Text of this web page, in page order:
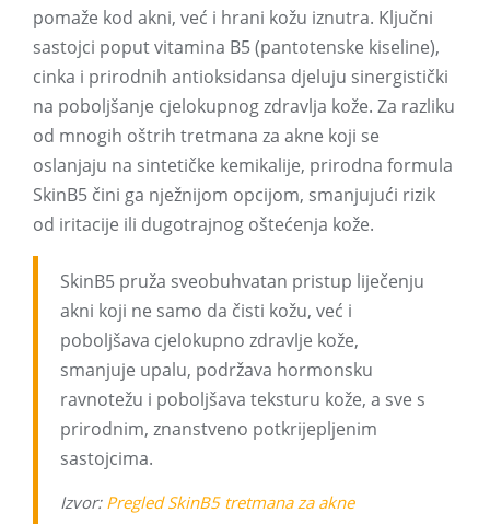
pomaže kod akni, već i hrani kožu iznutra. Ključni
sastojci poput vitamina B5 (pantotenske kiseline),
cinka i prirodnih antioksidansa djeluju sinergistički
na poboljšanje cjelokupnog zdravlja kože. Za razliku
od mnogih oštrih tretmana za akne koji se
oslanjaju na sintetičke kemikalije, prirodna formula
SkinB5 čini ga nježnijom opcijom, smanjujući rizik
od iritacije ili dugotrajnog oštećenja kože.
SkinB5 pruža sveobuhvatan pristup liječenju
akni koji ne samo da čisti kožu, već i
poboljšava cjelokupno zdravlje kože,
smanjuje upalu, podržava hormonsku
ravnotežu i poboljšava teksturu kože, a sve s
prirodnim, znanstveno potkrijepljenim
sastojcima.
Izvor: Pregled SkinB5 tretmana za akne